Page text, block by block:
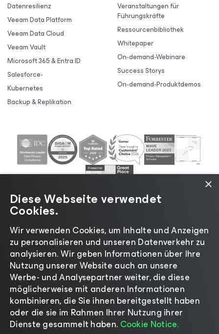
Datenresilienz
Veeam Data Platform
Veeam Data Cloud
Veeam Vault
Microsoft 365 & Entra ID
Salesforce-
Kubernetes
Backup & Replikation
Veranstaltungen für
Führungskräfte
Ressourcenbibliothek
Whitepaper
On-demand-Webinare
Success Storys
On-demand-Produktdemos
©2026 Veeam® Software |Datenschutzrichtlinie|
Cookies|Rechtliches |Lizenzierungsrichtlinie|
Lieferanten-Ressourcen| Impressum
Sprache ändern
×
Diese Webseite verwendet
Cookies.
Wir verwenden Cookies, um Inhalte und Anzeigen
zu personalisieren und unseren Datenverkehr zu
analysieren. Wir geben Informationen über Ihre
Nutzung unserer Website auch an unsere
Werbe- und Analysepartner weiter, die diese
möglicherweise mit anderen Informationen
kombinieren, die Sie ihnen bereitgestellt haben
oder die sie im Rahmen Ihrer Nutzung ihrer
Dienste gesammelt haben. Cookie Notice.